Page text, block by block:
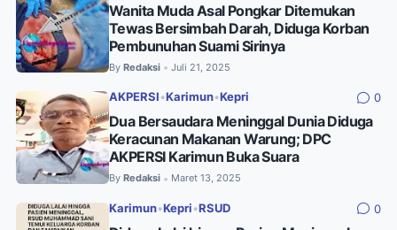
Wanita Muda Asal Pongkar Ditemukan
Tewas Bersimbah Darah, Diduga Korban
Pembunuhan Suami Sirinya
By Redaksi • Juli 21, 2025
AKPERSI •Karimun•Kepri 0
Dua Bersaudara Meninggal Dunia Diduga
Keracunan Makanan Warung; DPC
AKPERSI Karimun Buka Suara
By Redaksi • Maret 13, 2025
Karimun•Kepri •RSUD 0